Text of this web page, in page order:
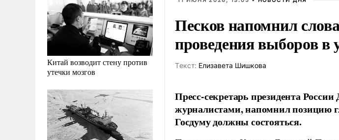
Китай возводит стену против
утечки мозгов
Песков напомнил
проведения выборов
Tекст: Елизавета Шишкова
Пресс-секретарь президента
журналистами, напомнил позицию
Госдуму должны состояться.